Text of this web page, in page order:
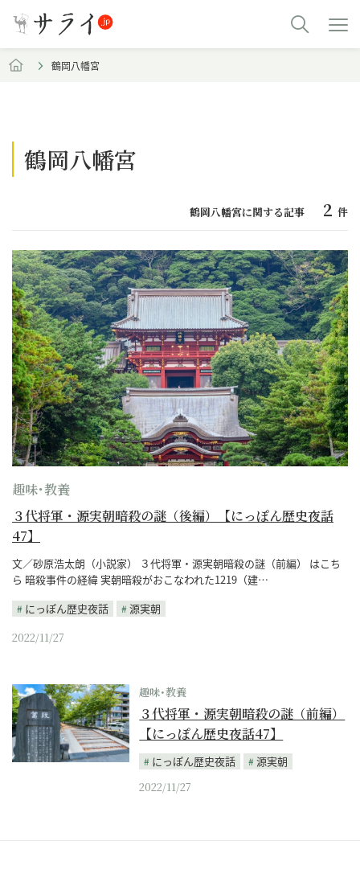
鶴岡八幡宮
鶴岡八幡宮
鶴岡八幡宮に関する記事 2 件
趣味･教養
３代将軍・源実朝暗殺の謎（後編）【にっぽん歴史夜話
47】
文／砂原浩太朗（小説家） ３代将軍・源実朝暗殺の謎（前編） はこち
ら 暗殺事件の経緯 実朝暗殺がおこなわれた1219（建…
にっぽん歴史夜話
源実朝
2022/11/27
趣味･教養
３代将軍・源実朝暗殺の謎（前編）
【にっぽん歴史夜話47】
にっぽん歴史夜話
源実朝
2022/11/27